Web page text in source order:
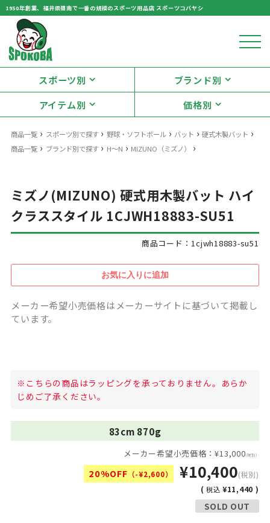
1950年創業、福井県嶺南で一番の規模のスポーツ用品店 スポーツコバヤシ
スポーツ別
ブランド別
アイテム別
価格別
商品一覧 › スポーツ別で探す› 野球・ソフトボール› バット ›硬式木製バット ›
商品一覧 › ブランド別で探す› H～N › MIZUNO（ミズノ） ›
ミズノ(MIZUNO) 硬式用木製バット ハイ
クラススタイル 1CJWH18883-SU51
商品コード：1cjwh18883-su51
メーカー希望小売価格はメーカーサイトに基づいて掲載し
ています。
※こちらの商品はラッピングを承っておりません。あらか
じめご了承ください。
83cm 870g
メーカー希望小売価格：¥13,000(税別)
20%OFF （-¥2,600） ¥10,400(税別)
(税込 ¥11,440 )
SOLD OUT